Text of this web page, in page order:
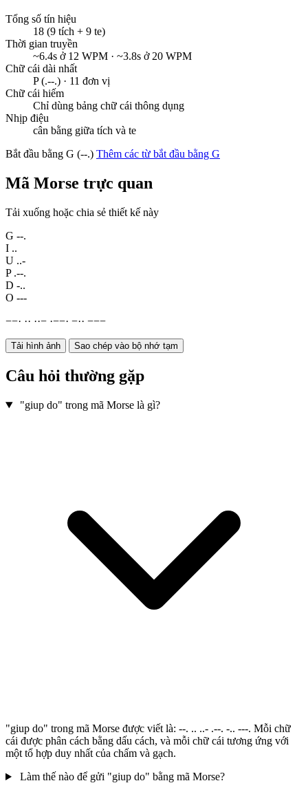
Tổng số tín hiệu
18 (9 tích + 9 te)
Thời gian truyền
~6.4s ở 12 WPM · ~3.8s ở 20 WPM
Chữ cái dài nhất
P (.--.) · 11 đơn vị
Chữ cái hiếm
Chỉ dùng bảng chữ cái thông dụng
Nhịp điệu
cân bằng giữa tích và te
Bắt đầu bằng G (--.) Thêm các từ bắt đầu bằng G
Mã Morse trực quan
Tải xuống hoặc chia sẻ thiết kế này
G --.
I ..
U ..-
P .--.
D -..
O ---
−−· ·· ··− ·−−· −·· −−−
Tải hình ảnh Sao chép vào bộ nhớ tạm
Câu hỏi thường gặp
"giup do" trong mã Morse là gì?
"giup do" trong mã Morse được viết là: --. .. ..- .--. -.. ---. Mỗi chữ
cái được phân cách bằng dấu cách, và mỗi chữ cái tương ứng với
một tổ hợp duy nhất của chấm và gạch.
Làm thế nào để gửi "giup do" bằng mã Morse?